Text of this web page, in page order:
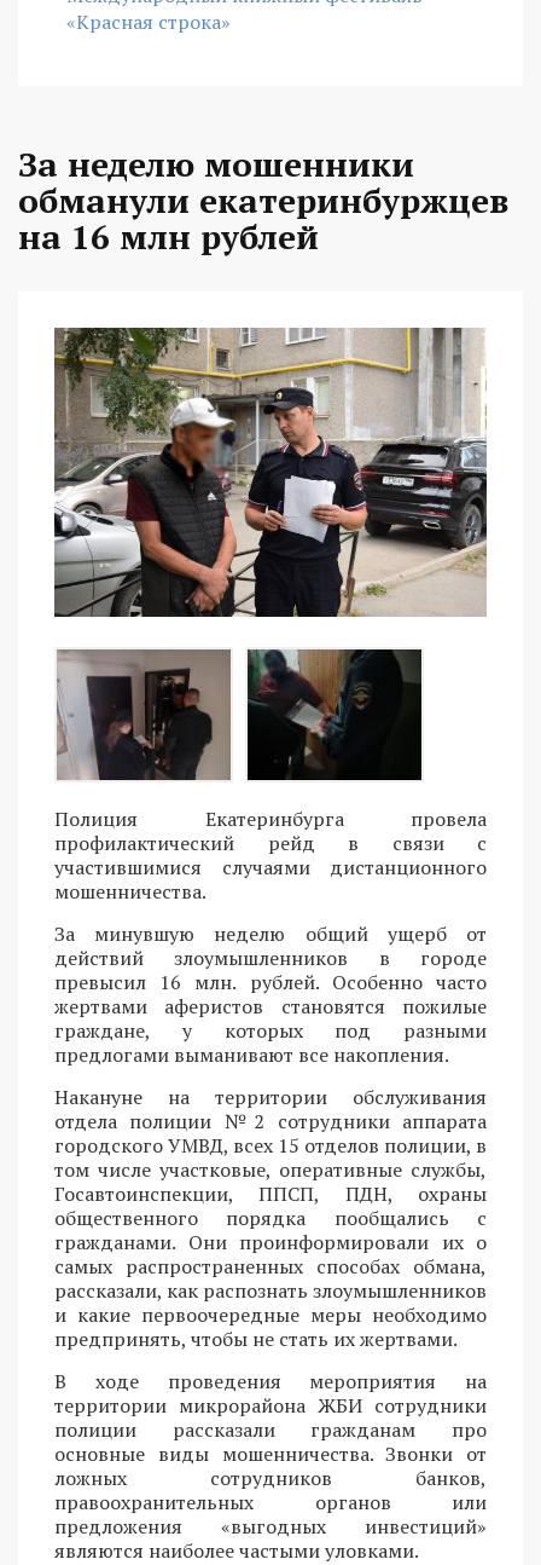
«Красная строка»
За неделю мошенники
обманули екатеринбуржцев
на 16 млн рублей
Полиция Екатеринбурга провела
профилактический рейд в связи с
участившимися случаями дистанционного
мошенничества.
За минувшую неделю общий ущерб от
действий злоумышленников в городе
превысил 16 млн. рублей. Особенно часто
жертвами аферистов становятся пожилые
граждане, у которых под разными
предлогами выманивают все накопления.
Накануне на территории обслуживания
отдела полиции №2 сотрудники аппарата
городского УМВД, всех 15 отделов полиции, в
том числе участковые, оперативные службы,
Госавтоинспекции, ППСП, ПДН, охраны
общественного порядка пообщались с
гражданами. Они проинформировали их о
самых распространенных способах обмана,
рассказали, как распознать злоумышленников
и какие первоочередные меры необходимо
предпринять, чтобы не стать их жертвами.
В ходе проведения мероприятия на
территории микрорайона ЖБИ сотрудники
полиции рассказали гражданам про
основные виды мошенничества. Звонки от
ложных сотрудников банков,
правоохранительных органов или
предложения «выгодных инвестиций»
являются наиболее частыми уловками.